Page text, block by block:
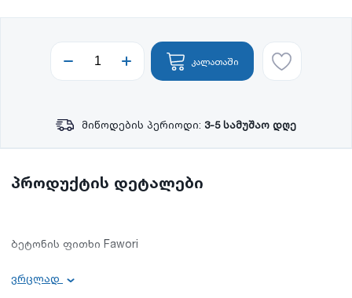
კალათაში
მიწოდების პერიოდი: 3-5 სამუშაო დღე
პროდუქტის დეტალები
ბეტონის ფითხი Fawori
გამოყენება: ინტერიერი/ექსტერიერი
ვრცლად